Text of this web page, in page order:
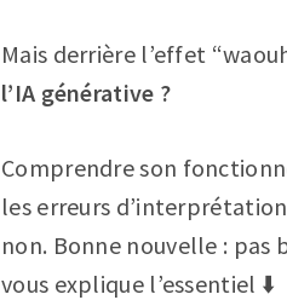
Mais derrière l’effet
l’IA générative ?
Comprendre son
les erreurs
non. Bonne nouvelle : pas
vous explique l’essentiel ⬇️